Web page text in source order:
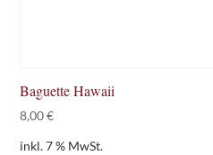
Baguette Hawaii
8,00€
inkl. 7 % MwSt.